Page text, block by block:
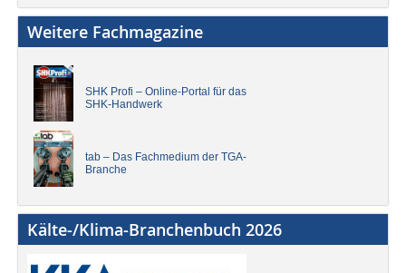
Weitere Fachmagazine
SHK Profi – Online-Portal für das
SHK-Handwerk
tab – Das Fachmedium der TGA-
Branche
Kälte-/Klima-Branchenbuch 2026